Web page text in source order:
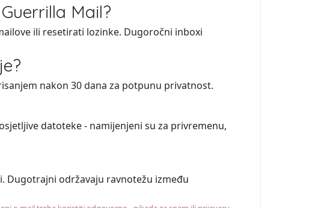
Mail?
ili resetirati lozinke. Dugoročni inboxi
nakon 30 dana za potpunu privatnost.
datoteke - namijenjeni su za privremenu,
Dugotrajni održavaju ravnotežu između